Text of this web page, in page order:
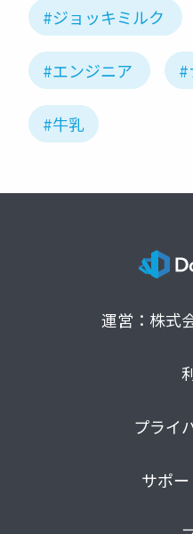
#ジョッキミルク
#エンジニア #
#牛乳
運営：株式
プライ
サポ